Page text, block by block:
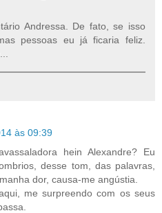
Andressa. De fato, se isso
pessoas eu já ficaria feliz.
às 09:39
hein Alexandre? Eu
desse tom, das palavras,
dor, causa-me angústia.
me surpreendo com os seus